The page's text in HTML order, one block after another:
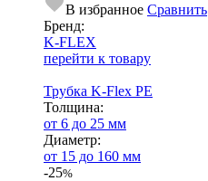
В избранное Сравнить
Бренд:
K-FLEX
перейти к товару
Трубка K-Flex PE
Тол­щи­на:
от 6 до 25 мм
Диаметр:
от 15 до 160 мм
-25%